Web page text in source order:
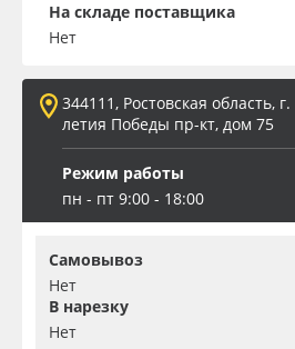
На складе поставщика
Нет
344111, Ростовская область,
летия Победы пр-кт, дом 75
Режим работы
пн - пт 9:00 - 18:00
Самовывоз
Нет
В нарезку
Нет